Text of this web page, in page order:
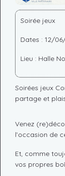
Soirée jeux
Dates : 12/
Lieu : Halle
Soirées jeux
partage et
Venez
l’occasion de
Et, comme
vos propres